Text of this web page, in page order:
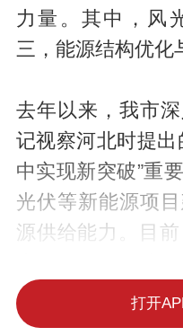
力量。其中，风
三，能源结构优化
去年以来，我市
记视察河北时提出
中实现新突破”重
光伏等新能源项
源供给能力。目前
光伏项目正在建
量达393.435万千
市新能源装机占
打开